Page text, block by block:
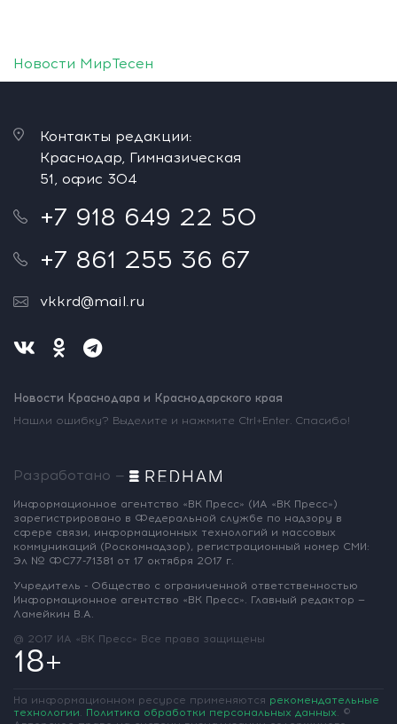
Новости МирТесен
Контакты редакции:
Краснодар, Гимназическая
51, офис 304
+7 918 649 22 50
+7 861 255 36 67
vkkrd@mail.ru
Новости Краснодара и Краснодарского края
Нашли ошибку? Выделите и нажмите Ctrl+Enter. Спасибо!
Разработано —
Информационное агентство «ВК Пресс» (ИА «ВК Пресс»)
зарегистрировано в Федеральной службе по надзору в
сфере связи, информационных технологий и массовых
коммуникаций (Роскомнадзор), регистрационный номер СМИ:
Эл № ФС77-71381 от 17 октября 2017 г.
Учредитель - Общество с ограниченной ответственностью
Информационное агентство «ВК Пресс». Главный редактор —
Ламейкин В.А.
@ 2017 ИА «ВК Пресс» Все права защищены
18+
На информационном ресурсе применяются рекомендательные
технологии. Политика обработки персональных данных. ©